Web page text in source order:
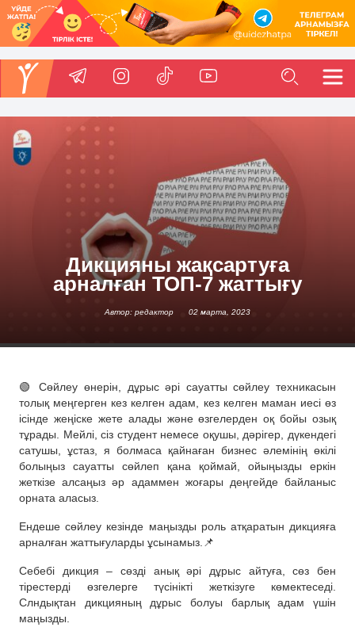
Дикцияны жақсартуға
арналған ТОП-7 жаттығу
Автор: редактор 02 марта, 2023
🟢 Сөйлеу өнерін, дұрыс әрі сауатты сөйлеу техникасын
толық меңгерген кез келген адам, кез келген маман иесі өз
ісінде жеңіске жете алады және өзгелерден оқ бойы озық
тұрады. Мейлі, сіз студент немесе оқушы, дәрігер, дүкендегі
сатушы, ұстаз, я болмаса қайнаған бизнес әлемінің өкілі
болыңыз сауатты сөйлеп қана қоймай, ойыңызды еркін
жеткізе алсаңыз әр адаммен жоғары деңгейде байланыс
орната аласыз.
Ендеше сөйлеу кезінде маңызды роль атқаратын дикцияға
арналған жаттығуларды ұсынамыз.📌
Себебі дикция – сөзді анық әрі дұрыс айтуға, сөз бен
тірестерді өзгелерге түсінікті жеткізуге көмектеседі.
Слндықтан дикцияның дұрыс болуы барлық адам үшін
маңызды.